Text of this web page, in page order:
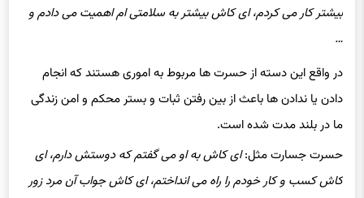
…
دادن یا ندادن ها باعث از بین رفتن ثبات و بستر محکم و امن زندگی
ما در بلند مدت شده است.
حسرت جسارت مثل:ای کاش به او می گفتم که دوستش دارم، ای
کاش کسب و کار خودم را راه می انداختم، ای کاش جواب آن مرد زور
گور را می دادم…